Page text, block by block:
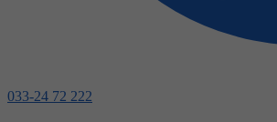
033-24 72 222